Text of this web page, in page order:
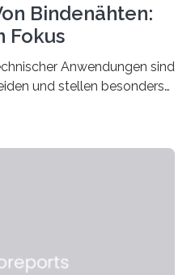
Bindenähten:
Fokus
Anwendungen sind
und stellen besonders
dar.
von Rezyklaten